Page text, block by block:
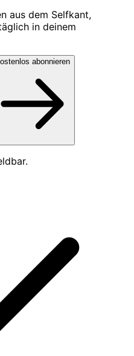
aus dem Selfkant,
in deinem
abonnieren